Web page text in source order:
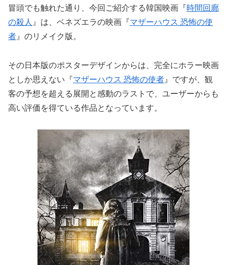
冒頭でも触れた通り、今回ご紹介する韓国映画『時間回廊
の殺人 』は、ベネズエラの映画『マザーハウス 恐怖の使
者 』のリメイク版。
その日本版のポスターデザインからは、完全にホラー映画
としか思えない『マザーハウス 恐怖の使者 』ですが、観
客の予想を超える展開と感動のラストで、ユーザーからも
高い評価を得ている作品となっています。